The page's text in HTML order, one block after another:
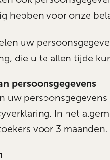
hebben voor onze
uw
die u te allen tijde
persoonsgegevens
uw
In het
voor 3 maanden.